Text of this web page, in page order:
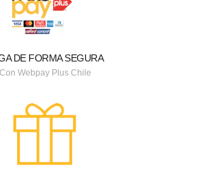
DE FORMA SEGURA
Con Webpay Plus Chile